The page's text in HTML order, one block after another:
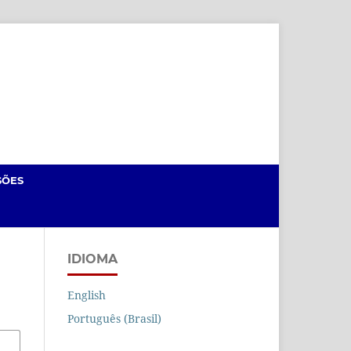
IDIOMA
English
Português (Brasil)